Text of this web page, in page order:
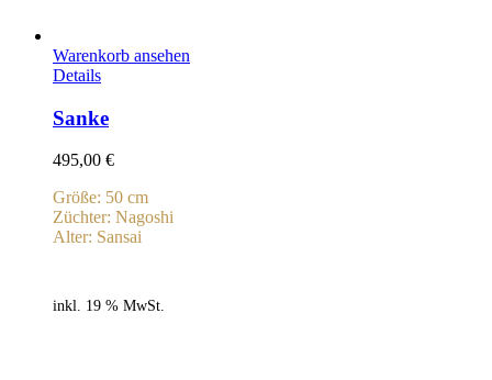
Warenkorb ansehen
Details
Sanke
495,00 €
Größe: 50 cm
Züchter: Nagoshi
Alter: Sansai
inkl. 19 % MwSt.